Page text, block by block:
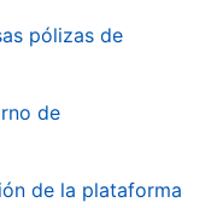
pólizas de
de
de la plataforma